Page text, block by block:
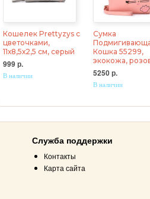
Кошелек Prettyzys с
цветочками,
11х8,5х2,5 см, серый
999 р.
В наличии
Сумка
Кошка 55299,
экокожа,
5250 р.
В наличии
Служба поддержки
Контакты
Карта сайта